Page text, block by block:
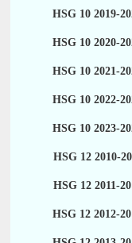
HSG 10 2019-
HSG 10 2020-
HSG 10 2021-
HSG 10 2022-
HSG 10 2023-
HSG 12 2010-
HSG 12 2011-
HSG 12 2012-